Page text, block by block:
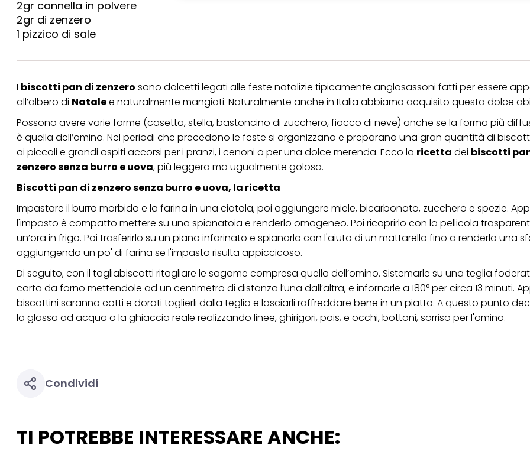
2gr cannella in polvere
2gr di zenzero
1 pizzico di sale
I biscotti pan di zenzero sono dolcetti legati alle feste natalizie tipicamente anglosassoni fatti per essere
all’albero di Natalee naturalmente mangiati. Naturalmente anche in Italia abbiamo acquisito questa dolce
Possono avere varie forme (casetta, stella, bastoncino di zucchero, fiocco di neve) anche se la forma più
è quella dell’omino. Nel periodi che precedono le feste si organizzano e preparano una gran quantità di
ai piccoli e grandi ospiti accorsi per i pranzi, i cenoni o per una dolce merenda. Ecco la ricetta dei biscotti
zenzero senza burro e uova, più leggera ma ugualmente golosa.
Biscotti pan di zenzero senza burro e uova, la ricetta
Impastare il burro morbido e la farina in una ciotola, poi aggiungere miele, bicarbonato, zucchero e spezie.
l'impasto è compatto mettere su una spianatoia e renderlo omogeneo. Poi ricoprirlo con la pellicola
un’ora in frigo. Poi trasferirlo su un piano infarinato e spianarlo con l'aiuto di un mattarello fino a renderlo una
aggiungendo un po' di farina se l'impasto risulta appiccicoso.
Di seguito, con il tagliabiscotti ritagliare le sagome compresa quella dell’omino. Sistemarle su una teglia
carta da forno mettendole ad un centimetro di distanza l’una dall’altra, e infornarle a 180° per circa 13 minuti.
biscottini saranno cotti e dorati toglierli dalla teglia e lasciarli raffreddare bene in un piatto. A questo punto
la glassa ad acqua o la ghiaccia reale realizzando linee, ghirigori, pois, e occhi, bottoni, sorriso per l'omino.
Condividi
TI POTREBBE INTERESSARE ANCHE:
collegata nel piè di pagina. Per ulteriori informazioni sui cookie utilizzati su questo sito Web, in
Se fai clic su "Modifica" potrai trovare maggiori informazioni sul trattamento dei tuoi dati / sull'uso
per uno o più degli scopi sopra menzionati. Cliccando su "Accetta tutto", acconsenti all'uso dei
tuoi dati personali per tutte le finalità sopra indicate. Se fai clic su "Rifiuta", verranno utilizzati solo i